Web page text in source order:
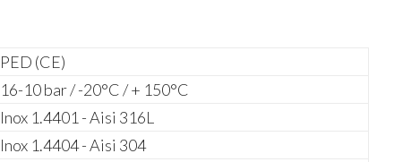
PED (CE)
16-10 bar / -20°C / + 150°C
Inox 1.4401 - Aisi 316L
Inox 1.4404 - Aisi 304